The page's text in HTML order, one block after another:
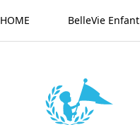
HOME BelleVie Enfant